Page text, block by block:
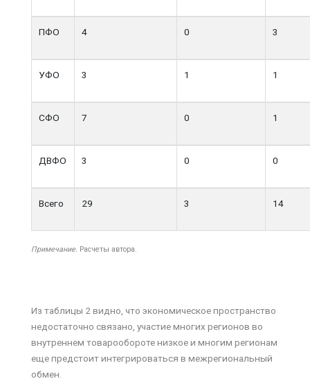
ПФО 4 0 3
УФО 3 1 1
СФО 7 0 1
ДВФО 3 0 0
Всего 29 3 14
Примечание. Расчеты автора.
Из таблицы 2 видно, что экономическое пространство
недостаточно связано, участие многих регионов во
внутреннем товарообороте низкое и многим регионам
еще предстоит интегрироваться в межрегиональный
обмен.